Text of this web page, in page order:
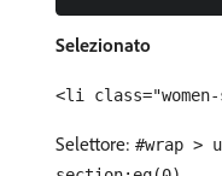
Selezionato
<li
Selettore: #wrap >